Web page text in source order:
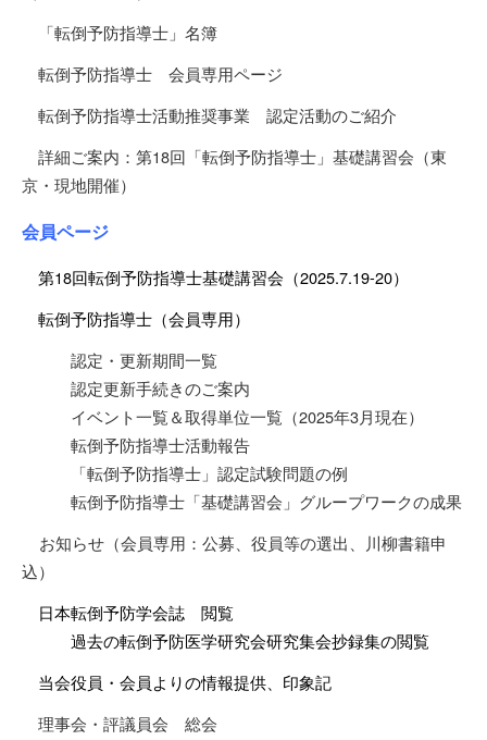
「転倒予防指導士」名簿
転倒予防指導士 会員専用ページ
転倒予防指導士活動推奨事業 認定活動のご紹介
詳細ご案内：第18回「転倒予防指導士」基礎講習会（東
京・現地開催）
会員ページ
第18回転倒予防指導士基礎講習会（2025.7.19-20）
転倒予防指導士（会員専用）
認定・更新期間一覧
認定更新手続きのご案内
イベント一覧＆取得単位一覧（2025年3月現在）
転倒予防指導士活動報告
「転倒予防指導士」認定試験問題の例
転倒予防指導士「基礎講習会」グループワークの成果
お知らせ（会員専用：公募、役員等の選出、川柳書籍申
込）
日本転倒予防学会誌 閲覧
過去の転倒予防医学研究会研究集会抄録集の閲覧
当会役員・会員よりの情報提供、印象記
理事会・評議員会 総会